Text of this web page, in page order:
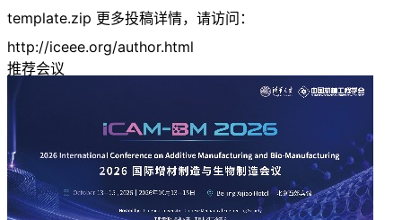
template.zip 更多投稿详情，请访问：
http://iceee.org/author.html
推荐会议